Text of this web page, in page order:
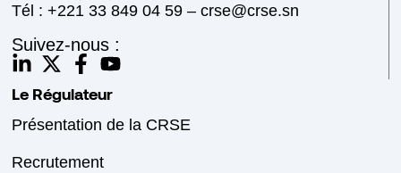
Tél : +221 33 849 04 59 – crse@crse.sn
Suivez-nous :
Le Régulateur
Présentation de la CRSE
Recrutement